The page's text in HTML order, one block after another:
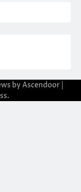
by Ascendoor
.